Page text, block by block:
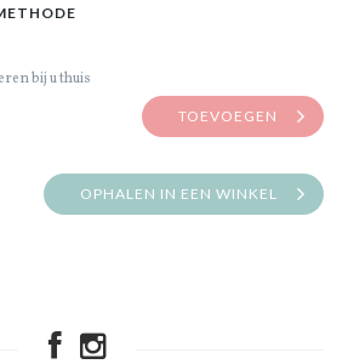
bij u thuis
TOEVOEGEN
OPHALEN IN EEN WINKEL